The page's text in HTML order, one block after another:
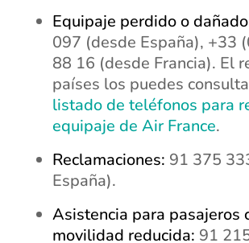
Equipaje perdido o
097 (desde España), +33
88 16 (desde Francia). El
países los puedes
listado de teléfonos para
equipaje de Air France.
Reclamaciones: 91 375
España).
Asistencia para pasajeros
movilidad reducida: 91